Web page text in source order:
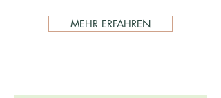
MEHR ERFAHREN